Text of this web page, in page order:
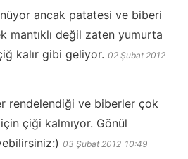
ancak patatesi ve biberi
mantıklı değil zaten yumurta
kalır gibi geliyor. 02 Şubat 2012
rendelendiği ve biberler çok
çiği kalmıyor. Gönül
03 Şubat 2012 10:49